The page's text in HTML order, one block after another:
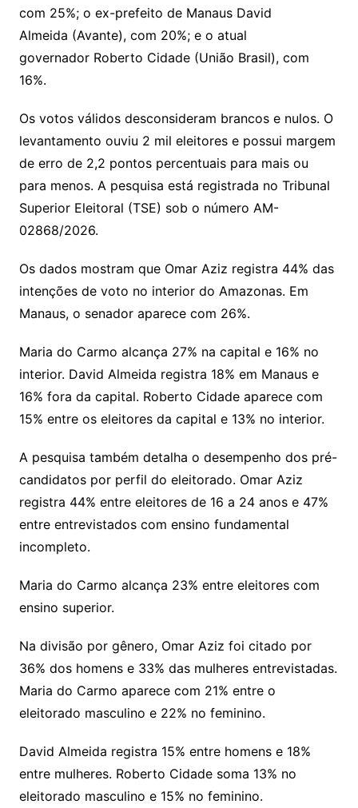
com 25%; o ex-prefeito de Manaus David
Almeida (Avante), com 20%; e o atual
governador Roberto Cidade(União Brasil), com
16%.
Os votos válidos desconsideram brancos e nulos. O
levantamento ouviu 2 mil eleitores e possui margem
de erro de 2,2 pontos percentuais para mais ou
para menos. A pesquisa está registrada no Tribunal
Superior Eleitoral (TSE) sob o número AM-
02868/2026.
Os dados mostram que Omar Aziz registra 44% das
intenções de voto no interior do Amazonas. Em
Manaus, o senador aparece com 26%.
Maria do Carmo alcança 27% na capital e 16% no
interior. David Almeida registra 18% em Manaus e
16% fora da capital. Roberto Cidade aparece com
15% entre os eleitores da capital e 13% no interior.
A pesquisa também detalha o desempenho dos pré-
candidatos por perfil do eleitorado. Omar Aziz
registra 44% entre eleitores de 16 a 24 anos e 47%
entre entrevistados com ensino fundamental
incompleto.
Maria do Carmo alcança 23% entre eleitores com
ensino superior.
Na divisão por gênero, Omar Aziz foi citado por
36% dos homens e 33% das mulheres entrevistadas.
Maria do Carmo aparece com 21% entre o
eleitorado masculino e 22% no feminino.
David Almeida registra 15% entre homens e 18%
entre mulheres. Roberto Cidade soma 13% no
eleitorado masculino e 15% no feminino.